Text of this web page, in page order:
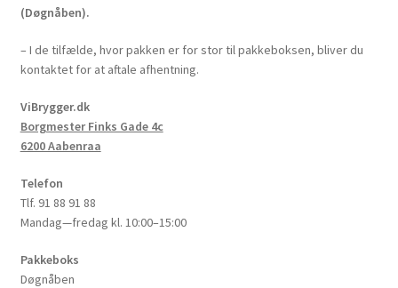
(Døgnåben).
– I de tilfælde, hvor pakken er for stor til pakkeboksen, bliver du
kontaktet for at aftale afhentning.
ViBrygger.dk
Borgmester Finks Gade 4c
6200 Aabenraa
Telefon
Tlf. 91 88 91 88
Mandag—fredag kl. 10:00–15:00
Pakkeboks
Døgnåben